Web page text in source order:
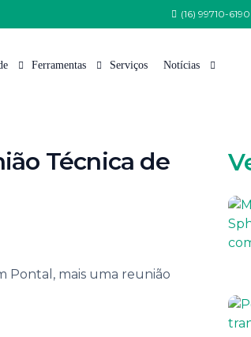
(16) 99710-6190
Ferramentas
Cana Certificada
Arquivos para Download
Serviços Notícias
Artigos Técnicos
Técnica de
Pontal, mais uma reunião